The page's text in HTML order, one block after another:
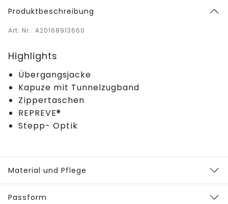
Produktbeschreibung
Art. Nr.: A20168913660
Highlights
Übergangsjacke
Kapuze mit Tunnelzugband
Zippertaschen
REPREVE®
Stepp- Optik
Material und Pflege
Passform